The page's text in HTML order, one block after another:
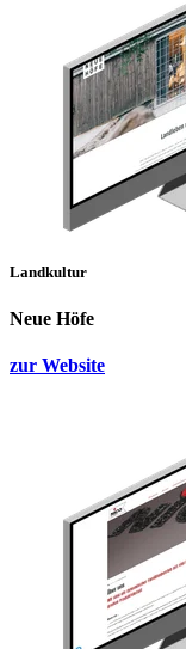
Landkultur
Neue Höfe
zur Website